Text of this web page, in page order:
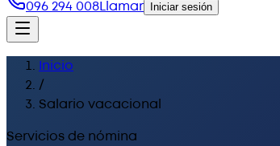
096 294 008Llamar Iniciar sesión
Inicio
/
Salario vacacional
Servicios de nómina